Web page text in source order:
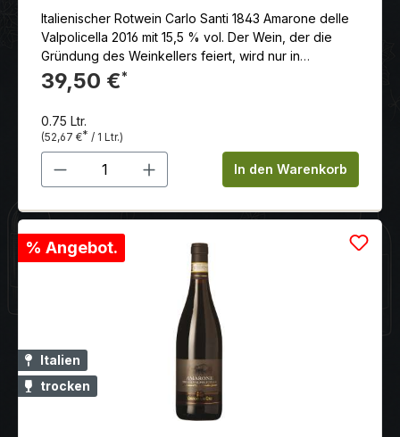
Italienischer Rotwein Carlo Santi 1843 Amarone delle
Valpolicella 2016 mit 15,5 % vol. Der Wein, der die
Gründung des Weinkellers feiert, wird nur in
begrenzter und nummerierten Mengen hergestellt.
39,50 €*
0.75 Ltr.
(52,67 €* / 1 Ltr.)
Produkt Anzahl: Gib denIn den Warenkorb
% Angebot.
Italien
trocken